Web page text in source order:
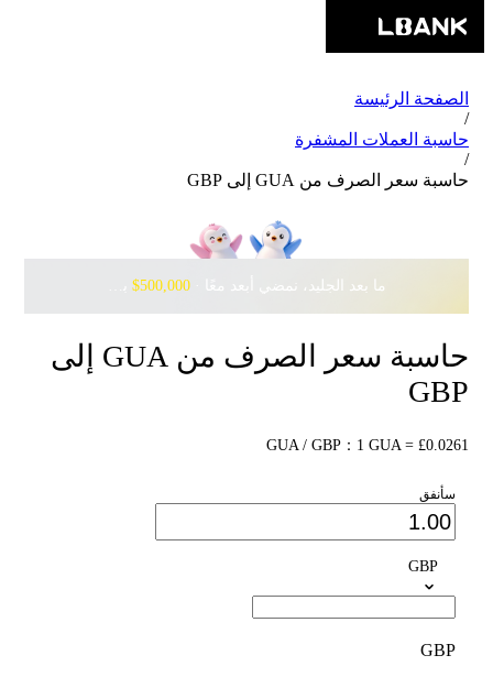
الصفحة الرئيسة
/
حاسبة العملات المشفرة
/
حاسبة سعر الصرف من GUA إلى GBP
ما بعد الجليد، نمضي أبعد معًا · ‎ $500,000بانتظارك مع Pudgy Penguins
حاسبة سعر الصرف من GUA إلى
GBP
GUA / GBP：1 GUA = £0.0261
سأنفق
GBP
GBP